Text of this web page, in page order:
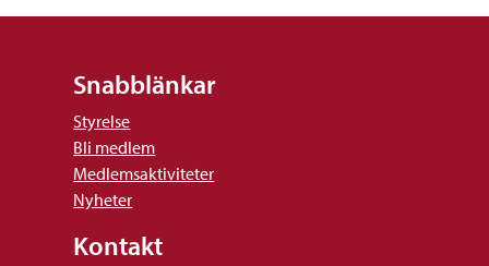
Snabblänkar
Styrelse
Bli medlem
Medlemsaktiviteter
Nyheter
Kontakt